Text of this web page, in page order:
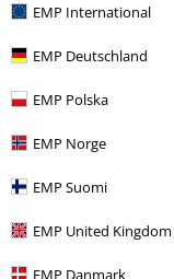
EMP International
EMP Deutschland
EMP Polska
EMP Norge
EMP Suomi
EMP United Kingdom
EMP Danmark
E-Mail
abonnant maintenant !
J’accepte de recevoir la